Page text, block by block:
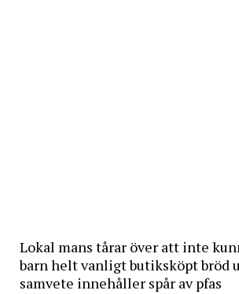
Lokal mans tårar över att inte
barn helt vanligt butiksköpt bröd
samvete innehåller spår av pfas